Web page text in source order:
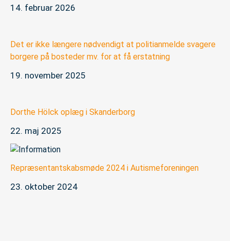
14. februar 2026
Det er ikke længere nødvendigt at politianmelde svagere
borgere på bosteder mv. for at få erstatning
19. november 2025
Dorthe Hölck oplæg i Skanderborg
22. maj 2025
Repræsentantskabsmøde 2024 i Autismeforeningen
23. oktober 2024